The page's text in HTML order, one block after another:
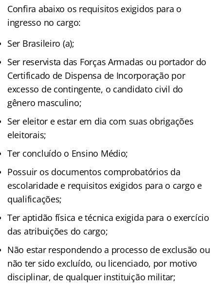
Confira abaixo os requisitos exigidos para o
ingresso no cargo:
Ser Brasileiro (a);
Ser reservista das Forças Armadas ou portador do
Certificado de Dispensa de Incorporação por
excesso de contingente, o candidato civil do
gênero masculino;
Ser eleitor e estar em dia com suas obrigações
eleitorais;
Ter concluído o Ensino Médio;
Possuir os documentos comprobatórios da
escolaridade e requisitos exigidos para o cargo e
qualificações;
Ter aptidão física e técnica exigida para o exercício
das atribuições do cargo;
Não estar respondendo a processo de exclusão ou
não ter sido excluído, ou licenciado, por motivo
disciplinar, de qualquer instituição militar;